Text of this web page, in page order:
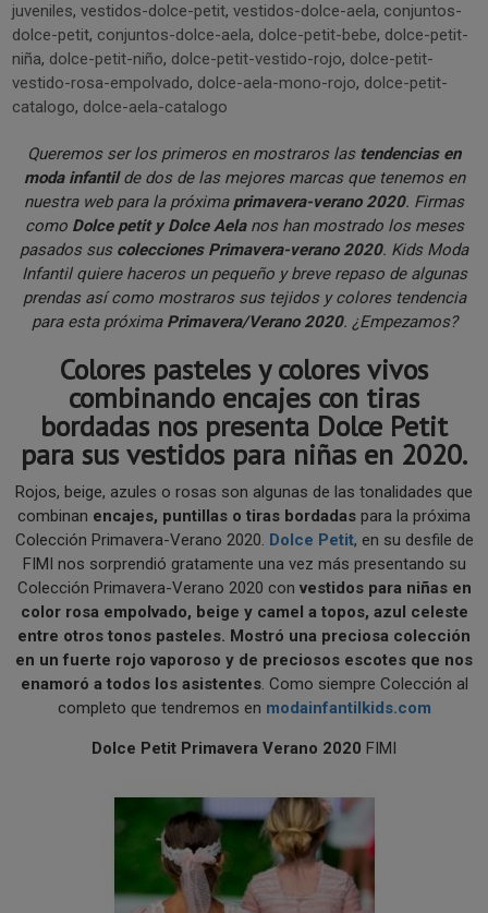
juveniles, vestidos-dolce-petit, vestidos-dolce-aela, conjuntos-
dolce-petit, conjuntos-dolce-aela, dolce-petit-bebe, dolce-petit-
niña, dolce-petit-niño, dolce-petit-vestido-rojo, dolce-petit-
vestido-rosa-empolvado, dolce-aela-mono-rojo, dolce-petit-
catalogo, dolce-aela-catalogo
Queremos ser los primeros en mostraros las tendencias en
moda infantilde dos de las mejores marcas que tenemos en
nuestra web para la próxima primavera-verano 2020. Firmas
como Dolce petit y Dolce Aela nos han mostrado los meses
pasados suscolecciones Primavera-verano 2020. Kids Moda
Infantil quiere haceros un pequeño y breve repaso de algunas
prendas así como mostraros sus tejidos y colores tendencia
para esta próxima Primavera/Verano 2020. ¿Empezamos?
Colores pasteles y colores vivos
combinando encajes con tiras
bordadas nos presenta Dolce Petit
para sus vestidos para niñas en 2020.
Rojos, beige, azules o rosas son algunas de las tonalidades que
combinan encajes, puntillas o tiras bordadas para la próxima
Colección Primavera-Verano 2020. Dolce Petit, en su desfile de
FIMI nos sorprendió gratamente una vez más presentando su
Colección Primavera-Verano 2020 con vestidos para niñas en
color rosa empolvado, beige y camel a topos, azul celeste
entre otros tonos pasteles. Mostró una preciosa colección
en un fuerte rojo vaporoso y de preciosos escotes que nos
enamoró a todos los asistentes. Como siempre Colección al
completo que tendremos en modainfantilkids.com
Dolce Petit Primavera Verano 2020 FIMI